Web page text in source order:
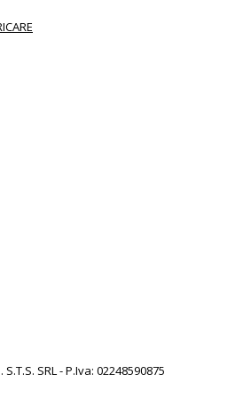
SRL - P.Iva: 02248590875